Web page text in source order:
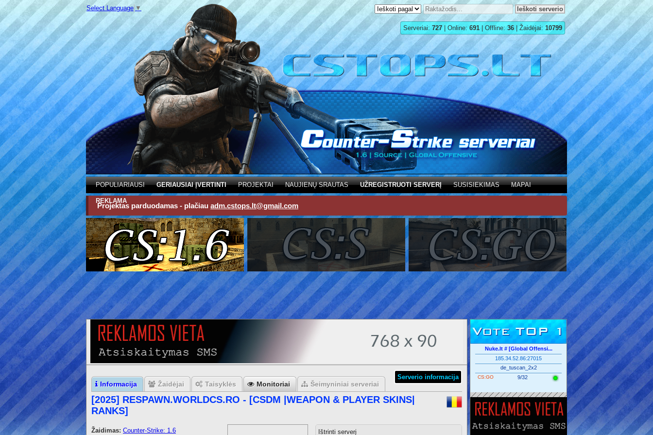
Select Language ▼
Serveriai: 727 | Online: 691 | Offline: 36 | Žaidėjai: 10799
POPULIARIAUSI GERIAUSIAI ĮVERTINTI PROJEKTAI NAUJIENŲ SRAUTAS UŽREGISTRUOTI SERVERĮ SUSISIEKIMAS MAPAI
REKLAMA
Projektas parduodamas - plačiau adm.cstops.lt@gmail.com
Serverio informacija
Informacija Žaidėjai Taisyklės Monitoriai Šeimyniniai serveriai
[2025] RESPAWN.WORLDCS.RO - [CSDM |WEAPON & PLAYER SKINS|
RANKS]
Žaidimas: Counter-Strike: 1.6
Ištrinti serverį
Vote TOP 1
Nuke.lt # [Global Offensi...
185.34.52.86:27015
de_tuscan_2x2
CS:GO 9/32